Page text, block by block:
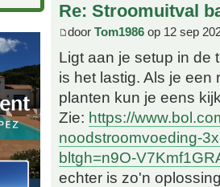
Re: Stroomuitval
door Tom1986 op 12 sep
Ligt aan je setup in de
is het lastig. Als je een
planten kun je eens
Zie: https://
noodstroomvoeding-
bltgh=n9O-
echter is zo'n